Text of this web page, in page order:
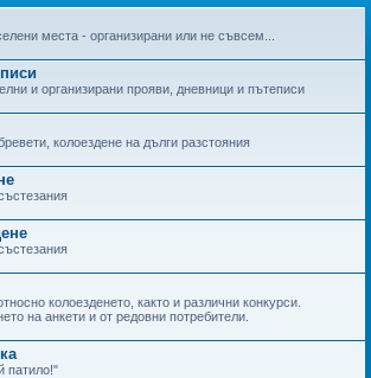
места - организирани или не съвсем...
и организирани прояви, дневници и пътеписи
колоездене на дълги разстояния
колоезденето, както и различни конкурси.
на анкети и от редовни потребители.
патило!"